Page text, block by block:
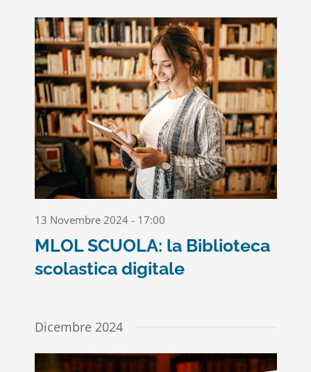
13 Novembre 2024 - 17:00
MLOL SCUOLA: la Biblioteca
scolastica digitale
Dicembre 2024